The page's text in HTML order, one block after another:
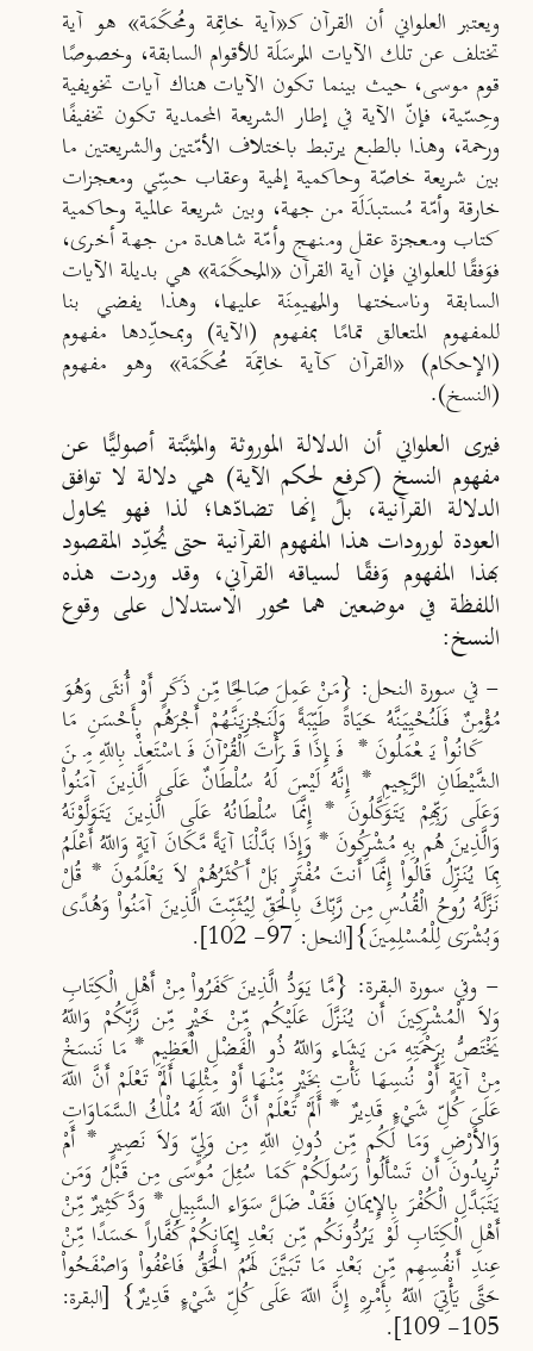
ويعتبر العلواني أن القرآن كـ«آية خاتِمة ومُحكَمَة» هو آية
تختلف عن تلك الآيات المُرسَلَة للأقوام السابقة، وخصوصًا
قوم موسى، حيث بينما تكون الآيات هناك آيات تخويفية
وحِسّية، فإنّ الآية في إطار الشريعة المحمدية تكون تخفيفًا
ورحمة، وهذا بالطبع يرتبط باختلاف الأمّتين والشريعتين ما
بين شريعة خاصّة وحاكمية إلهية وعقاب حسِّي ومعجزات
خارقة وأمّة مُستبدَلَة من جهة، وبين شريعة عالمية وحاكمية
كتاب ومعجزة عقل ومنهج وأمّة شاهدة من جهة أخرى،
فوَفقًا للعلواني فإن آية القرآن «المُحكَمَة»هي بديلة الآيات
السابقة وناسختها والمُهيمِنَة عليها، وهذا يفضي بنا
للمفهوم المتعالق تمامًا بمفهوم (الآية) وبمحدِّدها مفهوم
(الإحكام) «القرآن كآية خاتِمَة مُحكَمَة» وهو مفهوم
(النسخ).
فيرى العلواني أن الدلالة الموروثة والمُثبَّتة أصوليًّا عن
مفهوم النسخ (كرفعٍ لحكم الآية) هي دلالة لا توافق
الدلالة القرآنية، بل إنها تضادّها؛ لذا فهو يحاول
العودة لورودات هذا المفهوم القرآنية حتى يُحدِّد المقصود
بهذا المفهوم وَفقًا لسياقه القرآني، وقد وردت هذه
اللفظة في موضعين هما محور الاستدلال على وقوع
النسخ:
- في سورة النحل: {مَنْ عَمِلَ صَالِحًا مِّن ذَكَرٍ أَوْ أُنثَى وَهُوَ
مُؤْمِنٌ فَلَنُحْيِيَنَّهُ حَيَاةً طَيِّبَةً وَلَنَجْزِيَنَّهُمْ أَجْرَهُم بِأَحْسَنِ مَا
كَانُواْ يَعْمَلُونَ * فَإِذَا قَرَأْتَ الْقُرْآنَ فَاسْتَعِذْ بِاللّهِ مِنَ
الشَّيْطَانِ الرَّجِيمِ * إِنَّهُ لَيْسَ لَهُ سُلْطَانٌ عَلَى الَّذِينَ آمَنُواْ
وَعَلَى رَبِّهِمْ يَتَوَكَّلُونَ * إِنَّمَا سُلْطَانُهُ عَلَى الَّذِينَ يَتَوَلَّوْنَهُ
وَالَّذِينَ هُم بِهِ مُشْرِكُونَ * وَإِذَا بَدَّلْنَا آيَةً مَّكَانَ آيَةٍ وَاللّهُ أَعْلَمُ
بِمَا يُنَزِّلُ قَالُواْ إِنَّمَا أَنتَ مُفْتَرٍ بَلْ أَكْثَرُهُمْ لاَ يَعْلَمُونَ * قُلْ
نَزَّلَهُ رُوحُ الْقُدُسِ مِن رَّبِّكَ بِالْحَقِّ لِيُثَبِّتَ الَّذِينَ آمَنُواْ وَهُدًى
وَبُشْرَى لِلْمُسْلِمِينَ}[النحل: 97- 102].
- وفي سورة البقرة: {مَّا يَوَدُّ الَّذِينَ كَفَرُواْ مِنْ أَهْلِ الْكِتَابِ
وَلاَ الْمُشْرِكِينَ أَن يُنَزَّلَ عَلَيْكُم مِّنْ خَيْرٍ مِّن رَّبِّكُمْ وَاللّهُ
يَخْتَصُّ بِرَحْمَتِهِ مَن يَشَاء وَاللّهُ ذُو الْفَضْلِ الْعَظِيمِ * مَا نَنسَخْ
مِنْ آيَةٍ أَوْ نُنسِهَا نَأْتِ بِخَيْرٍ مِّنْهَا أَوْ مِثْلِهَا أَلَمْ تَعْلَمْ أَنَّ اللّهَ
عَلَىَ كُلِّ شَيْءٍ قَدِيرٌ * أَلَمْ تَعْلَمْ أَنَّ اللّهَ لَهُ مُلْكُ السَّمَاوَاتِ
وَالأَرْضِ وَمَا لَكُم مِّن دُونِ اللّهِ مِن وَلِيٍّ وَلاَ نَصِيرٍ * أَمْ
تُرِيدُونَ أَن تَسْأَلُواْ رَسُولَكُمْ كَمَا سُئِلَ مُوسَى مِن قَبْلُ وَمَن
يَتَبَدَّلِ الْكُفْرَ بِالإِيمَانِ فَقَدْ ضَلَّ سَوَاء السَّبِيلِ * وَدَّ كَثِيرٌ مِّنْ
أَهْلِ الْكِتَابِ لَوْ يَرُدُّونَكُم مِّن بَعْدِ إِيمَانِكُمْ كُفَّاراً حَسَدًا مِّنْ
عِندِ أَنفُسِهِم مِّن بَعْدِ مَا تَبَيَّنَ لَهُمُ الْحَقُّ فَاعْفُواْ وَاصْفَحُواْ
حَتَّى يَأْتِيَ اللّهُ بِأَمْرِهِ إِنَّ اللّهَ عَلَى كُلِّ شَيْءٍ قَدِيرٌ} [البقرة:
105- 109].